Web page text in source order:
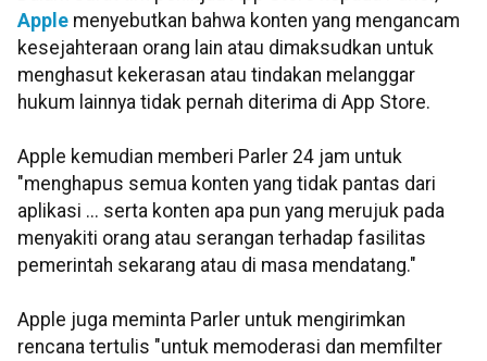
Apple menyebutkan bahwa konten yang mengancam
kesejahteraan orang lain atau dimaksudkan untuk
menghasut kekerasan atau tindakan melanggar
hukum lainnya tidak pernah diterima di App Store.
Apple kemudian memberi Parler 24 jam untuk
"menghapus semua konten yang tidak pantas dari
aplikasi ... serta konten apa pun yang merujuk pada
menyakiti orang atau serangan terhadap fasilitas
pemerintah sekarang atau di masa mendatang."
Apple juga meminta Parler untuk mengirimkan
rencana tertulis "untuk memoderasi dan memfilter